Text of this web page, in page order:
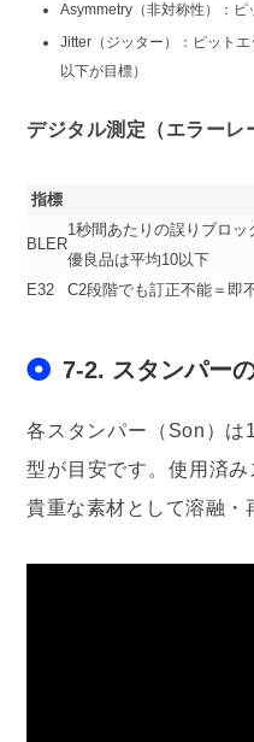
Asymmetry（非対称性）：ピ
Jitter（ジッター）：ピット
以下が目標）
デジタル測定（エラーレ
指標
BLER
1秒間あたりの誤りブロッ
優良品は平均10以下
E32
C2段階でも訂正不能＝即
7-2. スタンパー
各スタンパー（Son）は
型が目安です。使用済
貴重な素材として溶融・